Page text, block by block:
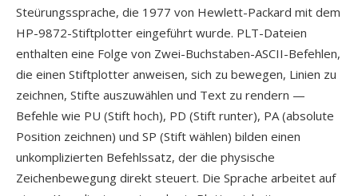
Steürungssprache, die 1977 von Hewlett-Packard mit dem
HP-9872-Stiftplotter eingeführt wurde. PLT-Dateien
enthalten eine Folge von Zwei-Buchstaben-ASCII-Befehlen,
die einen Stiftplotter anweisen, sich zu bewegen, Linien zu
zeichnen, Stifte auszuwählen und Text zu rendern —
Befehle wie PU (Stift hoch), PD (Stift runter), PA (absolute
Position zeichnen) und SP (Stift wählen) bilden einen
unkomplizierten Befehlssatz, der die physische
Zeichenbewegung direkt steuert. Die Sprache arbeitet auf